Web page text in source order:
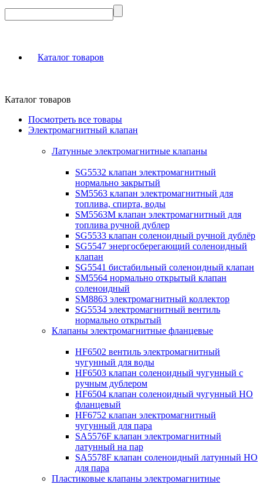
Каталог товаров
Каталог товаров
Посмотреть все товары
Электромагнитный клапан
Латунные электромагнитные клапаны
SG5532 клапан электромагнитный
нормально закрытый
SM5563 клапан электромагнитный для
топлива, спирта, воды
SM5563M клапан электромагнитный для
топлива ручной дублер
SG5533 клапан соленоидный ручной дублёр
SG5547 энергосберегающий соленоидный
клапан
SG5541 бистабильный соленоидный клапан
SM5564 нормально открытый клапан
соленоидный
SM8863 электромагнитный коллектор
SG5534 электромагнитный вентиль
нормально открытый
Клапаны электромагнитные фланцевые
HF6502 вентиль электромагнитный
чугунный для воды
HF6503 клапан соленоидный чугунный с
ручным дублером
HF6504 клапан соленоидный чугунный НО
фланцевый
HF6752 клапан электромагнитный
чугунный для пара
SA5576F клапан электромагнитный
латунный на пар
SA5578F клапан соленоидный латунный НО
для пара
Пластиковые клапаны электромагнитные